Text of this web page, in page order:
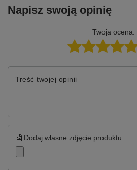
Napisz swoją opinię
Twoja ocena:
Treść twojej opinii
Dodaj własne zdjęcie produktu: